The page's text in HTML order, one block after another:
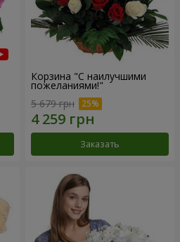
Корзина "С наилучшими
пожеланиями!"
5 679 грн
Заказать